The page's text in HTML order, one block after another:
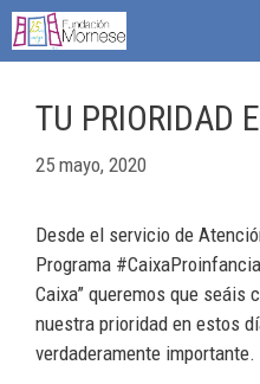
TU PRIORIDAD
25 mayo, 2020
Desde el servicio de
Programa
Caixa” queremos que seáis
nuestra prioridad en estos
verdaderamente importante.